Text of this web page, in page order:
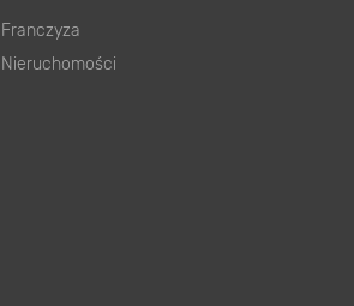
Franczyza
Nieruchomości